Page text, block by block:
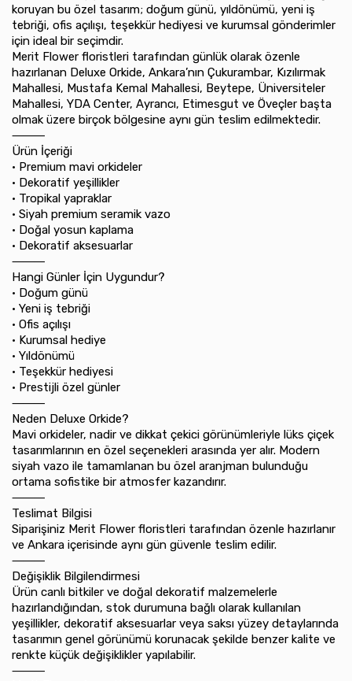
koruyan bu özel tasarım; doğum günü, yıldönümü, yeni iş
tebriği, ofis açılışı, teşekkür hediyesi ve kurumsal gönderimler
için ideal bir seçimdir.
Merit Flower floristleri tarafından günlük olarak özenle
hazırlanan Deluxe Orkide, Ankara’nın Çukurambar, Kızılırmak
Mahallesi, Mustafa Kemal Mahallesi, Beytepe, Üniversiteler
Mahallesi, YDA Center, Ayrancı, Etimesgut ve Öveçler başta
olmak üzere birçok bölgesine aynı gün teslim edilmektedir.
⸻
Ürün İçeriği
•⁠ ⁠Premium mavi orkideler
•⁠ ⁠Dekoratif yeşillikler
•⁠ ⁠Tropikal yapraklar
•⁠ ⁠Siyah premium seramik vazo
•⁠ ⁠Doğal yosun kaplama
•⁠ ⁠Dekoratif aksesuarlar
⸻
Hangi Günler İçin Uygundur?
•⁠ ⁠Doğum günü
•⁠ ⁠Yeni iş tebriği
•⁠ ⁠Ofis açılışı
•⁠ ⁠Kurumsal hediye
•⁠ ⁠Yıldönümü
•⁠ ⁠Teşekkür hediyesi
•⁠ ⁠Prestijli özel günler
⸻
Neden Deluxe Orkide?
Mavi orkideler, nadir ve dikkat çekici görünümleriyle lüks çiçek
tasarımlarının en özel seçenekleri arasında yer alır. Modern
siyah vazo ile tamamlanan bu özel aranjman bulunduğu
ortama sofistike bir atmosfer kazandırır.
⸻
Teslimat Bilgisi
Siparişiniz Merit Flower floristleri tarafından özenle hazırlanır
ve Ankara içerisinde aynı gün güvenle teslim edilir.
⸻
Değişiklik Bilgilendirmesi
Ürün canlı bitkiler ve doğal dekoratif malzemelerle
hazırlandığından, stok durumuna bağlı olarak kullanılan
yeşillikler, dekoratif aksesuarlar veya saksı yüzey detaylarında
tasarımın genel görünümü korunacak şekilde benzer kalite ve
renkte küçük değişiklikler yapılabilir.
⸻